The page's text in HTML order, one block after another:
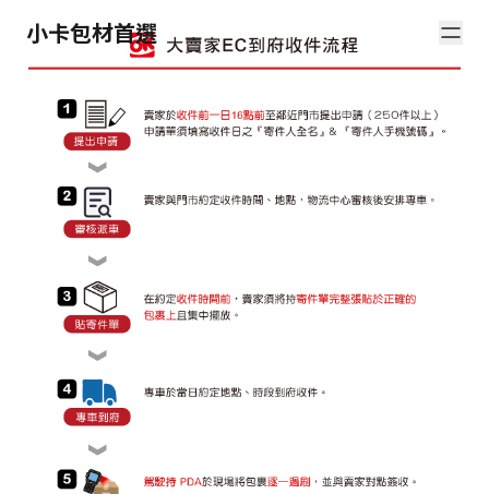
小卡包材首選